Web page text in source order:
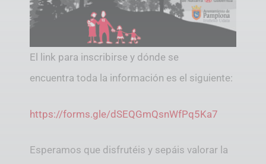
El link para inscribirse y dónde se
encuentra toda la información es el siguiente:
https://forms.gle/dSEQGmQsnWfPq5Ka7
Esperamos que disfrutéis y sepáis valorar la